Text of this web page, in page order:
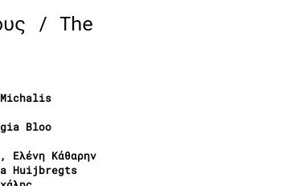
/ The
Bloo
Ελένη Κάθαρην
Huijbregts